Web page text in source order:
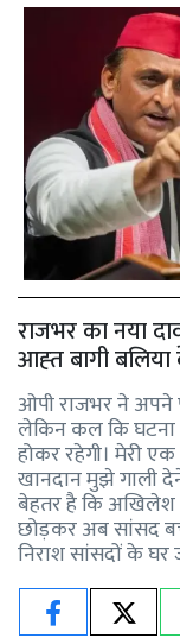
राजभर का नया
आह्त बागी
ओपी राजभर ने अपने
लेकिन कल कि घटना
होकर रहेगी। मेरी
खानदान मुझे गाली
बेहतर है कि अखिलेश
छोड़कर अब सांसद
निराश सांसदों के